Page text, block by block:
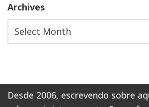
Archives
Desde 2006, escrevendo sobre